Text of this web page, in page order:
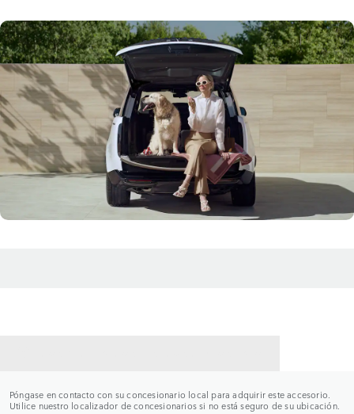
Póngase en contacto con su concesionario local para adquirir este accesorio.
Utilice nuestro localizador de concesionarios si no está seguro de su ubicación.